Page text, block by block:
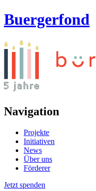
Buergerfond
Navigation
Projekte
Initiativen
News
Über uns
Förderer
Jetzt spenden